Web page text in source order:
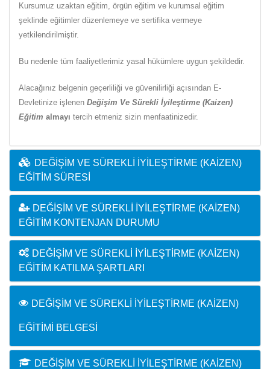
Kursumuz uzaktan eğitim, örgün eğitim ve kurumsal eğitim
şeklinde eğitimler düzenlemeye ve sertifika vermeye
yetkilendirilmiştir.
Bu nedenle tüm faaliyetlerimiz yasal hükümlere uygun şekildedir.
Alacağınız belgenin geçerliliği ve güvenilirliği açısından E-
Devletinize işlenen Değişim Ve Sürekli İyileştirme (Kaizen)
Eğitim almayı tercih etmeniz sizin menfaatinizedir.
DEĞIŞIM VE SÜREKLI İYILEŞTIRME (KAIZEN)
EĞITIM SÜRESI
DEĞIŞIM VE SÜREKLI İYILEŞTIRME (KAIZEN)
EĞITIM KONTENJAN DURUMU
DEĞIŞIM VE SÜREKLI İYILEŞTIRME (KAIZEN)
EĞITIM KATILMA ŞARTLARI
DEĞIŞIM VE SÜREKLI İYILEŞTIRME (KAIZEN)
EĞITIMI BELGESI
DEĞIŞIM VE SÜREKLI İYILEŞTIRME (KAIZEN)